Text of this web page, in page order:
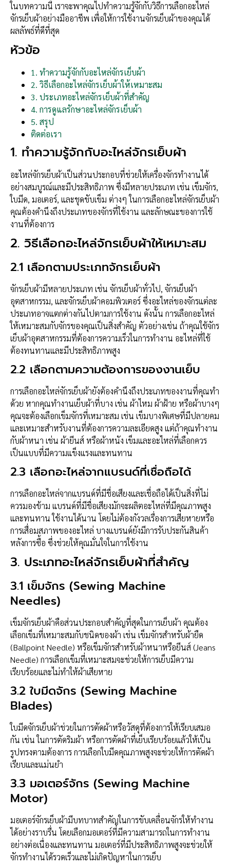
ในบทความนี้ เราจะพาคุณไปทำความรู้จักกับวิธีการเลือกอะไหล่
จักรเย็บผ้าอย่างมืออาชีพ เพื่อให้การใช้งานจักรเย็บผ้าของคุณได้
ผลลัพธ์ที่ดีที่สุด
หัวข้อ
1. ทำความรู้จักกับอะไหล่จักรเย็บผ้า
2. วิธีเลือกอะไหล่จักรเย็บผ้าให้เหมาะสม
3. ประเภทอะไหล่จักรเย็บผ้าที่สำคัญ
4. การดูแลรักษาอะไหล่จักรเย็บผ้า
5. สรุป
ติดต่อเรา
1. ทำความรู้จักกับอะไหล่จักรเย็บผ้า
อะไหล่จักรเย็บผ้าเป็นส่วนประกอบที่ช่วยให้เครื่องจักรทำงานได้
อย่างสมบูรณ์และมีประสิทธิภาพ ซึ่งมีหลายประเภท เช่น เข็มจักร,
ใบมีด, มอเตอร์, และชุดขับเข็ม ต่างๆ ในการเลือกอะไหล่จักรเย็บผ้า
คุณต้องคำนึงถึงประเภทของจักรที่ใช้งาน และลักษณะของการใช้
งานที่ต้องการ
2. วิธีเลือกอะไหล่จักรเย็บผ้าให้เหมาะสม
2.1 เลือกตามประเภทจักรเย็บผ้า
จักรเย็บผ้ามีหลายประเภท เช่น จักรเย็บผ้าทั่วไป, จักรเย็บผ้า
อุตสาหกรรม, และจักรเย็บผ้าคอมพิวเตอร์ ซึ่งอะไหล่ของจักรแต่ละ
ประเภทอาจแตกต่างกันไปตามการใช้งาน ดังนั้น การเลือกอะไหล่
ให้เหมาะสมกับจักรของคุณเป็นสิ่งสำคัญ ตัวอย่างเช่น ถ้าคุณใช้จักร
เย็บผ้าอุตสาหกรรมที่ต้องการความเร็วในการทำงาน อะไหล่ที่ใช้
ต้องทนทานและมีประสิทธิภาพสูง
2.2 เลือกตามความต้องการของงานเย็บ
การเลือกอะไหล่จักรเย็บผ้ายังต้องคำนึงถึงประเภทของงานที่คุณทำ
ด้วย หากคุณทำงานเย็บผ้าที่บาง เช่น ผ้าไหม ผ้าฝ้าย หรือผ้าบางๆ
คุณจะต้องเลือกเข็มจักรที่เหมาะสม เช่น เข็มบางพิเศษที่มีปลายคม
และเหมาะสำหรับงานที่ต้องการความละเอียดสูง แต่ถ้าคุณทำงาน
กับผ้าหนา เช่น ผ้ายีนส์ หรือผ้าหนัง เข็มและอะไหล่ที่เลือกควร
เป็นแบบที่มีความแข็งแรงและทนทาน
2.3 เลือกอะไหล่จากแบรนด์ที่เชื่อถือได้
การเลือกอะไหล่จากแบรนด์ที่มีชื่อเสียงและเชื่อถือได้เป็นสิ่งที่ไม่
ควรมองข้าม แบรนด์ที่มีชื่อเสียงมักจะผลิตอะไหล่ที่มีคุณภาพสูง
และทนทาน ใช้งานได้นาน โดยไม่ต้องกังวลเรื่องการเสียหายหรือ
การเสื่อมสภาพของอะไหล่ บางแบรนด์ยังมีการรับประกันสินค้า
หลังการซื้อ ซึ่งช่วยให้คุณมั่นใจในการใช้งาน
3. ประเภทอะไหล่จักรเย็บผ้าที่สำคัญ
3.1 เข็มจักร (Sewing Machine
Needles)
เข็มจักรเย็บผ้าคือส่วนประกอบสำคัญที่สุดในการเย็บผ้า คุณต้อง
เลือกเข็มที่เหมาะสมกับชนิดของผ้า เช่น เข็มจักรสำหรับผ้ายืด
(Ballpoint Needle) หรือเข็มจักรสำหรับผ้าหนาหรือยีนส์ (Jeans
Needle) การเลือกเข็มที่เหมาะสมจะช่วยให้การเย็บมีความ
เรียบร้อยและไม่ทำให้ผ้าเสียหาย
3.2ใบมีดจักร (Sewing Machine
Blades)
ใบมีดจักรเย็บผ้าช่วยในการตัดผ้าหรือวัสดุที่ต้องการให้เรียบเสมอ
กัน เช่น ในการตัดริมผ้า หรือการตัดผ้าที่เย็บเรียบร้อยแล้วให้เป็น
รูปทรงตามต้องการ การเลือกใบมีดคุณภาพสูงจะช่วยให้การตัดผ้า
เรียบและแม่นยำ
3.3 มอเตอร์จักร (Sewing Machine
Motor)
มอเตอร์จักรเย็บผ้ามีบทบาทสำคัญในการขับเคลื่อนจักรให้ทำงาน
ได้อย่างราบรื่น โดยเลือกมอเตอร์ที่มีความสามารถในการทำงาน
อย่างต่อเนื่องและทนทาน มอเตอร์ที่มีประสิทธิภาพสูงจะช่วยให้
จักรทำงานได้รวดเร็วและไม่เกิดปัญหาในการเย็บ